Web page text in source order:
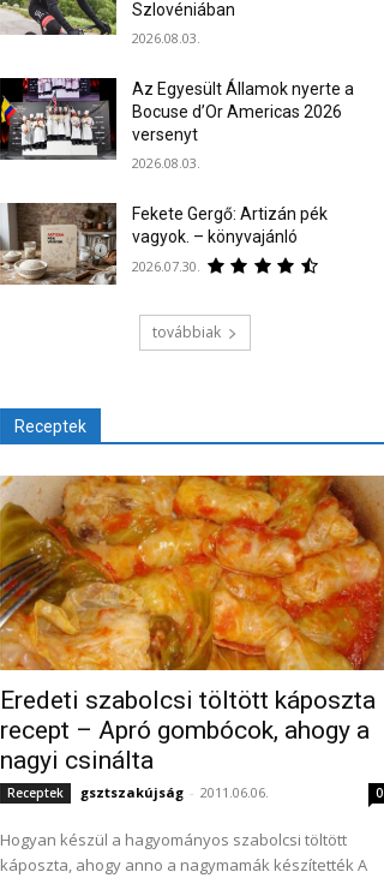
Szlovéniában
2026.08.03.
Az Egyesült Államok nyerte a
Bocuse d’Or Americas 2026
versenyt
2026.08.03.
Fekete Gergő: Artizán pék
vagyok. – könyvajánló
2026.07.30.
továbbiak
Receptek
Eredeti szabolcsi töltött káposzta
recept – Apró gombócok, ahogy a
nagyi csinálta
Receptek gsztszakújság - 2011.06.06. 0
Hogyan készül a hagyományos szabolcsi töltött
káposzta, ahogy anno a nagymamák készítették A